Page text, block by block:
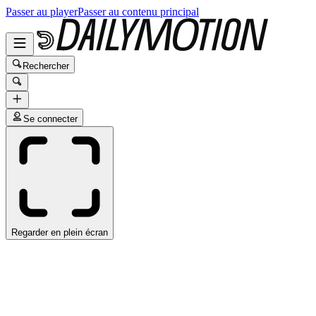
Passer au playerPasser au contenu principal
Rechercher
Se connecter
Regarder en plein écran